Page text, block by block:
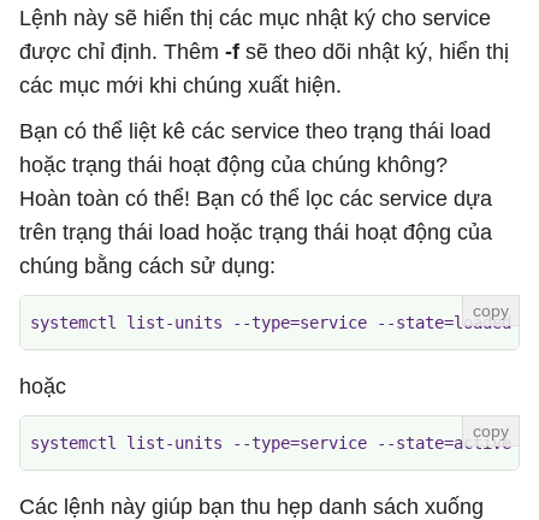
Lệnh này sẽ hiển thị các mục nhật ký cho service
được chỉ định. Thêm -f sẽ theo dõi nhật ký, hiển thị
các mục mới khi chúng xuất hiện.
Bạn có thể liệt kê các service theo trạng thái load
hoặc trạng thái hoạt động của chúng không?
Hoàn toàn có thể! Bạn có thể lọc các service dựa
trên trạng thái load hoặc trạng thái hoạt động của
chúng bằng cách sử dụng:
systemctl list-units --type=service --state=loaded
hoặc
systemctl list-units --type=service --state=active
Các lệnh này giúp bạn thu hẹp danh sách xuống